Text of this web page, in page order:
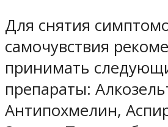
Для снятия
самочувствия
принимать
препараты:
Антипохмелин,